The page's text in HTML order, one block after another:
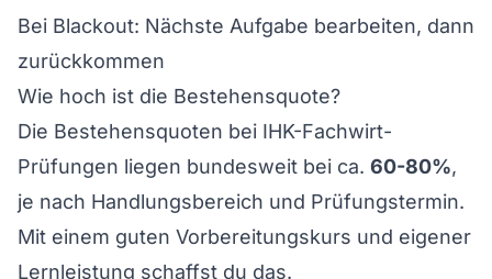
Bei Blackout: Nächste Aufgabe bearbeiten, dann
zurückkommen
Wie hoch ist die Bestehensquote?
Die Bestehensquoten bei IHK-Fachwirt-
Prüfungen liegen bundesweit bei ca. 60-80%,
je nach Handlungsbereich und Prüfungstermin.
Mit einem guten Vorbereitungskurs und eigener
Lernleistung schaffst du das.